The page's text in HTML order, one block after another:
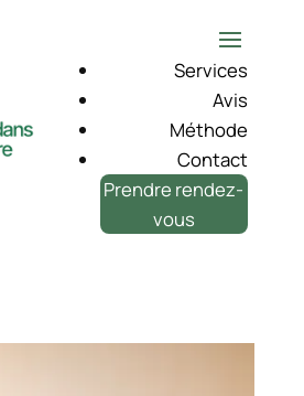
Services
Avis
Méthode
Contact
Prendre rendez-
vous